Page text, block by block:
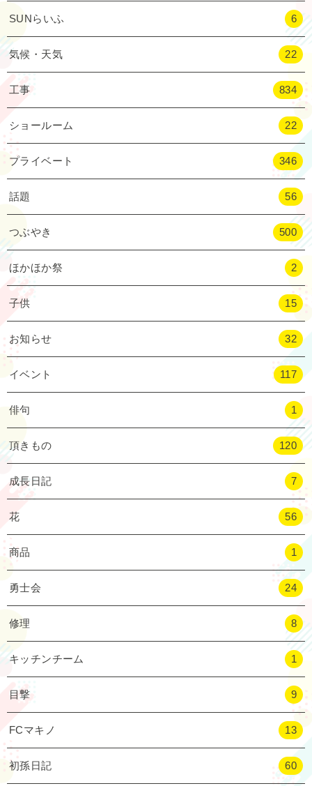
SUNらいふ 6
気候・天気 22
工事 834
ショールーム 22
プライベート 346
話題 56
つぶやき 500
ほかほか祭 2
子供 15
お知らせ 32
イベント 117
俳句 1
頂きもの 120
成長日記 7
花 56
商品 1
勇士会 24
修理 8
キッチンチーム 1
目撃 9
FCマキノ 13
初孫日記 60